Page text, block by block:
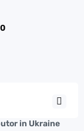
in Ukraine